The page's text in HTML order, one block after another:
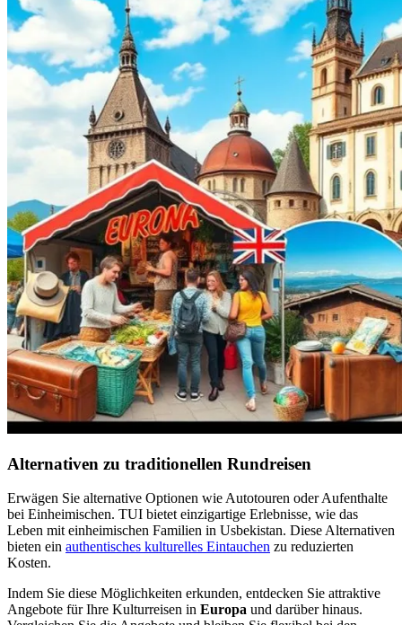
Alternativen zu traditionellen Rundreisen
Erwägen Sie alternative Optionen wie Autotouren oder Aufenthalte
bei Einheimischen. TUI bietet einzigartige Erlebnisse, wie das
Leben mit einheimischen Familien in Usbekistan. Diese Alternativen
bieten ein authentisches kulturelles Eintauchen zu reduzierten
Kosten.
Indem Sie diese Möglichkeiten erkunden, entdecken Sie attraktive
Angebote für Ihre Kulturreisen in Europa und darüber hinaus.